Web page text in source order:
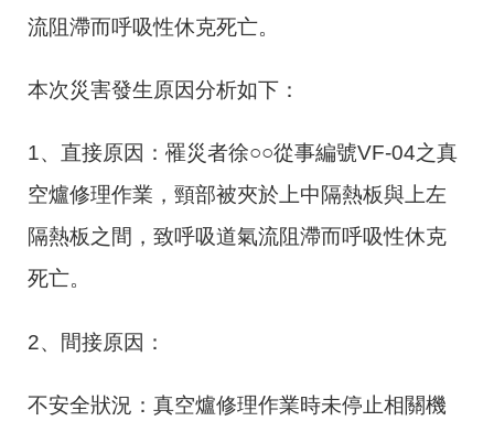
流阻滯而呼吸性休克死亡。
本次災害發生原因分析如下：
1、直接原因：罹災者徐○○從事編號VF-04之真
空爐修理作業，頸部被夾於上中隔熱板與上左
隔熱板之間，致呼吸道氣流阻滯而呼吸性休克
死亡。
2、間接原因：
不安全狀況：真空爐修理作業時未停止相關機